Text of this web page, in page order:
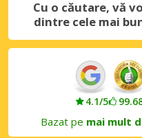
Cu o căutare, vă
dintre cele mai
4.1/5
Bazat pe mai mult